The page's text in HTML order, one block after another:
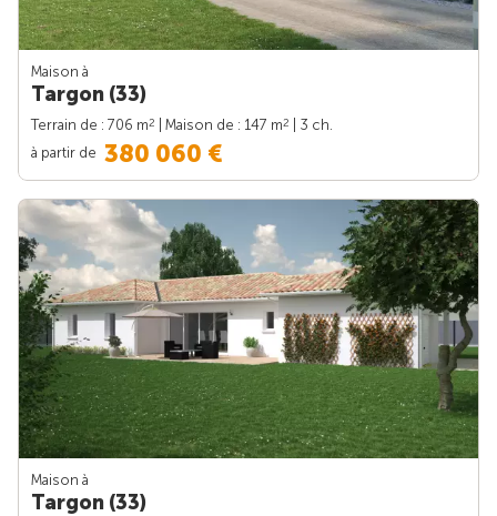
Maison à
Targon (33)
Terrain de : 706 m2 | Maison de : 147 m2
| 3 ch.
à partir de 380 060 €
Maison à
Targon (33)